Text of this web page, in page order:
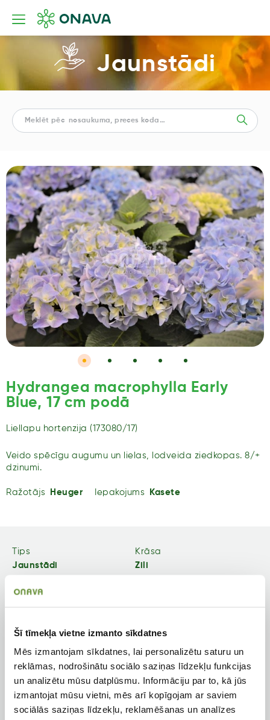
Šī tīmekļa vietne izmanto sīkdatnes
Mēs izmantojam sīkdatnes, lai personalizētu saturu un
reklāmas, nodrošinātu sociālo saziņas līdzekļu funkcijas
un analizētu mūsu datplūsmu. Informāciju par to, kā jūs
izmantojat mūsu vietni, mēs arī kopīgojam ar saviem
sociālās saziņas līdzekļu, reklamēšanas un analīzes
Jaunstādi
Hydrangea macrophylla Early
Blue, 17 cm podā
Liellapu hortenzija (173080/17)
Veido spēcīgu augumu un lielas, lodveida ziedkopas. 8/+
dzinumi.
Ražotājs Heuger Iepakojums Kasete
Tips
Jaunstādi
Krāsa
Zili
Zieda veids
Ziemciete
Saulainām vietām
Dobēm, podiem
Ziedēšanas mēneši
Mai, Jūn, Jūl, Aug